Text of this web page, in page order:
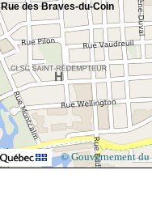
Rue des Braves-du-Coin
© Gouvernement du